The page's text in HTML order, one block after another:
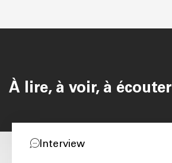
À lire, à voir, à écouter
Interview